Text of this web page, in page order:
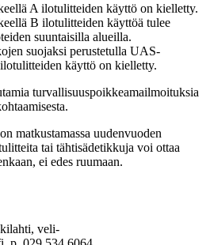
A ilotulitteiden käyttö on kielletty.
B ilotulitteiden käyttöä tulee
suuntaisilla alueilla.
suojaksi perustetulla UAS-
käyttö on kielletty.
turvallisuuspoikkeamailmoituksia
matkustamassa uudenvuoden
tai tähtisädetikkuja voi ottaa
ei edes ruumaan.
veli-